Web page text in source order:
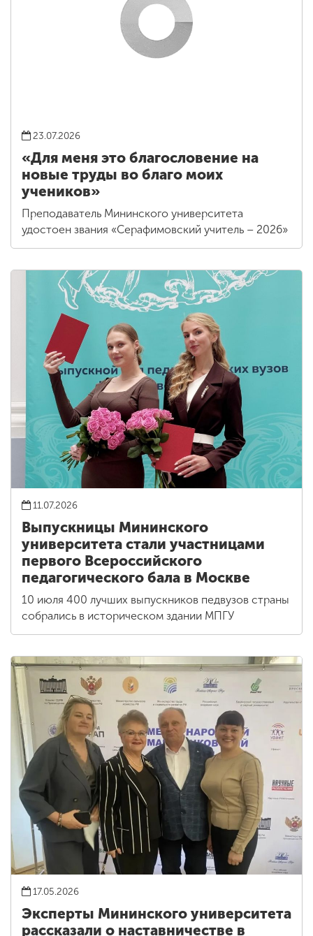
23.07.2026
«Для меня это благословение на
новые труды во благо моих
учеников»
Преподаватель Мининского университета
удостоен звания «Серафимовский учитель – 2026»
11.07.2026
Выпускницы Мининского
университета стали участницами
первого Всероссийского
педагогического бала в Москве
10 июля 400 лучших выпускников педвузов страны
собрались в историческом здании МПГУ
17.05.2026
Эксперты Мининского университета
рассказали о наставничестве в